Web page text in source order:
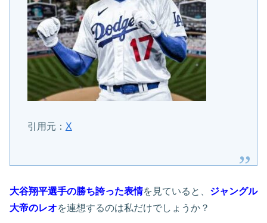
引用元： X
大谷翔平選手の勝ち誇った表情を見ていると、 ジャングル
大帝のレオを連想するのは私だけでしょうか？